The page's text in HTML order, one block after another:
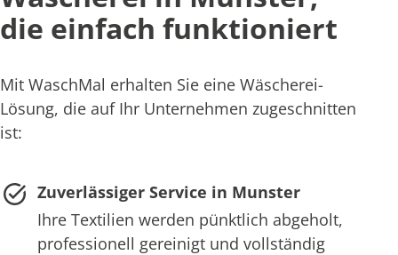
die einfach funktioniert
Mit WaschMal erhalten Sie eine Wäscherei-
Lösung, die auf Ihr Unternehmen zugeschnitten
ist:
Zuverlässiger Service in Munster
Ihre Textilien werden pünktlich abgeholt,
professionell gereinigt und vollständig